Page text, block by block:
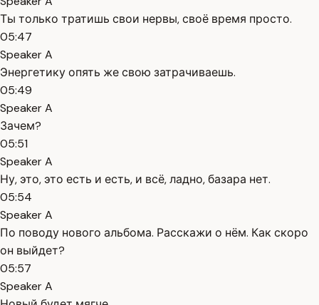
Ты только тратишь свои нервы, своё время просто.
05:47
Speaker A
Энергетику опять же свою затрачиваешь.
05:49
Speaker A
Зачем?
05:51
Speaker A
Ну, это, это есть и есть, и всё, ладно, базара нет.
05:54
Speaker A
По поводу нового альбома. Расскажи о нём. Как скоро
он выйдет?
05:57
Speaker A